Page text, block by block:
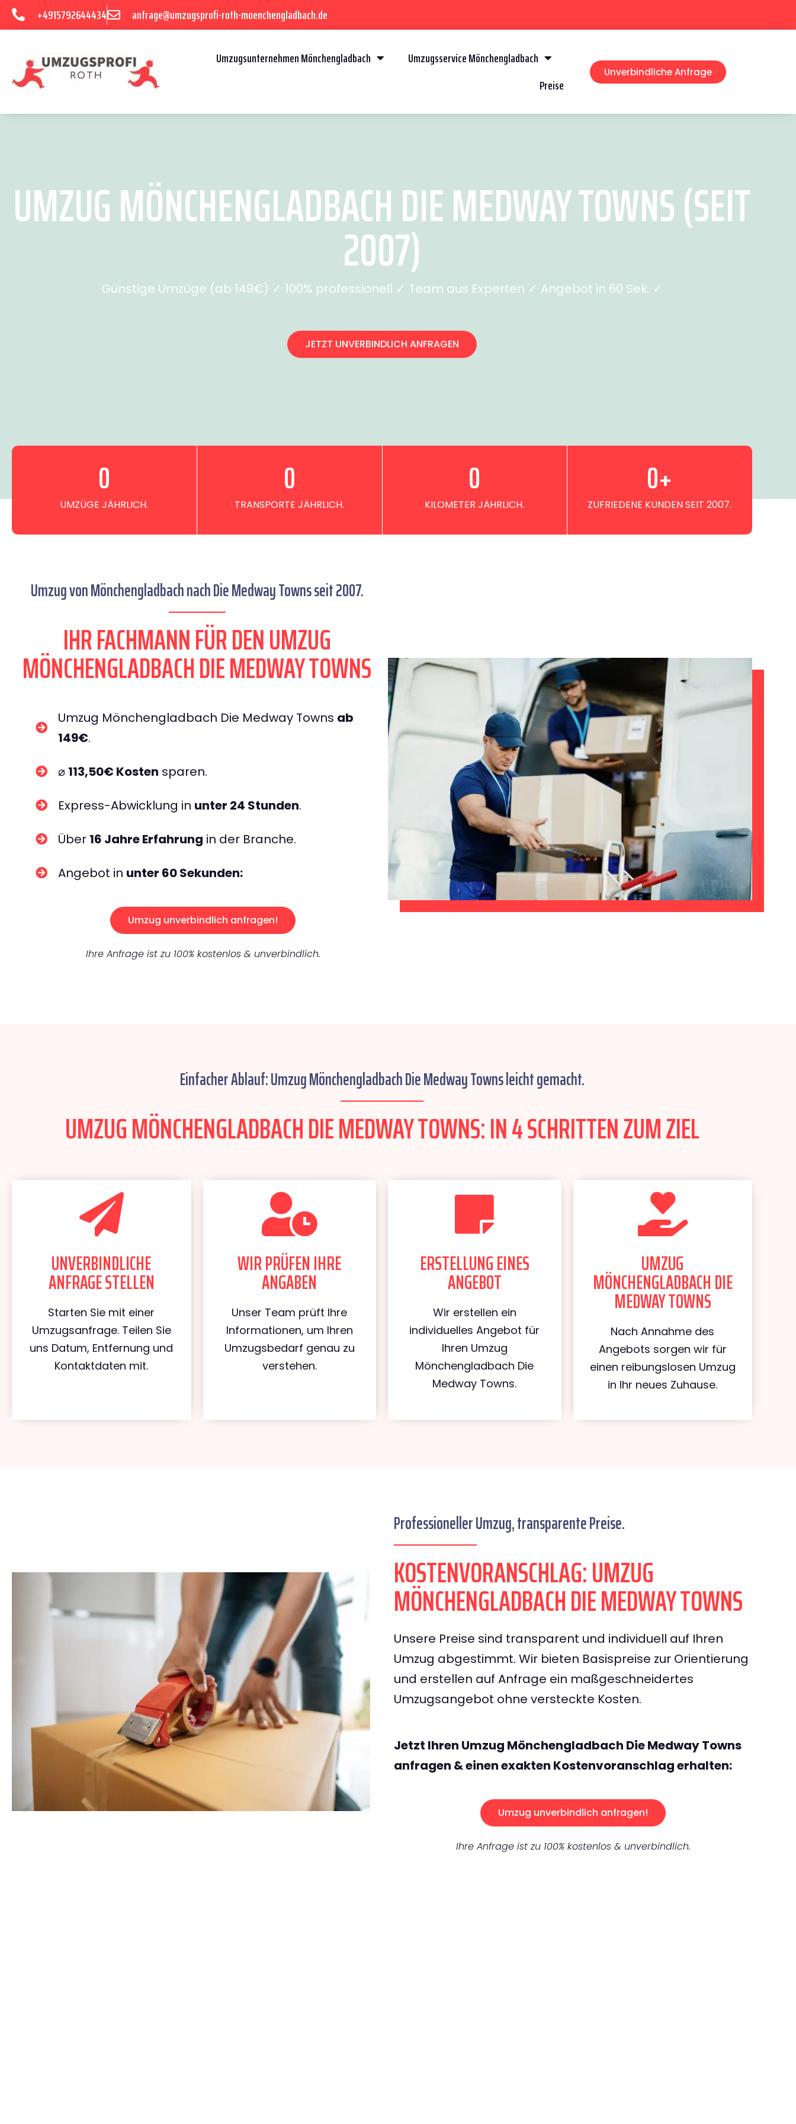
+4915792644434 anfrage@umzugsprofi-roth-moenchengladbach.de
Umzugsunternehmen Mönchengladbach
Umzugsservice Mönchengladbach
Preise
Unverbindliche Anfrage
UMZUG MÖNCHENGLADBACH DIE MEDWAY TOWNS (SEIT
2007)
Günstige Umzüge (ab 149€) ✓ 100% professionell ✓ Team aus Experten ✓ Angebot in 60 Sek. ✓
JETZT UNVERBINDLICH ANFRAGEN
UMZÜGE JÄHRLICH.
0
TRANSPORTE JÄHRLICH.
0
KILOMETER JÄHRLICH.
0
ZUFRIEDENE KUNDEN SEIT 2007.
0+
Umzug von Mönchengladbach nach Die Medway Towns seit 2007.
IHR FACHMANN FÜR DEN UMZUG
MÖNCHENGLADBACH DIE MEDWAY TOWNS
Umzug Mönchengladbach Die Medway Towns ab
149€.
⌀ 113,50€ Kosten sparen.
Express-Abwicklung in unter 24 Stunden.
Über 16 Jahre Erfahrung in der Branche.
Angebot in unter 60 Sekunden:
Umzug unverbindlich anfragen!
Ihre Anfrage ist zu 100% kostenlos & unverbindlich.
Einfacher Ablauf: Umzug Mönchengladbach Die Medway Towns leicht gemacht.
UMZUG MÖNCHENGLADBACH DIE MEDWAY TOWNS: IN 4 SCHRITTEN ZUM ZIEL
UNVERBINDLICHE
ANFRAGE STELLEN
Starten Sie mit einer
Umzugsanfrage. Teilen Sie
uns Datum, Entfernung und
Kontaktdaten mit.
WIR PRÜFEN IHRE
ANGABEN
Unser Team prüft Ihre
Informationen, um Ihren
Umzugsbedarf genau zu
verstehen.
ERSTELLUNG EINES
ANGEBOT
Wir erstellen ein
individuelles Angebot für
Ihren Umzug
Mönchengladbach Die
Medway Towns.
UMZUG
MÖNCHENGLADBACH DIE
MEDWAY TOWNS
Nach Annahme des
Angebots sorgen wir für
einen reibungslosen Umzug
in Ihr neues Zuhause.
Professioneller Umzug, transparente Preise.
KOSTENVORANSCHLAG: UMZUG
MÖNCHENGLADBACH DIE MEDWAY TOWNS
Unsere Preise sind transparent und individuell auf Ihren
Umzug abgestimmt. Wir bieten Basispreise zur Orientierung
und erstellen auf Anfrage ein maßgeschneidertes
Umzugsangebot ohne versteckte Kosten.
Jetzt Ihren Umzug Mönchengladbach Die Medway Towns
anfragen & einen exakten Kostenvoranschlag erhalten:
Umzug unverbindlich anfragen!
Ihre Anfrage ist zu 100% kostenlos & unverbindlich.